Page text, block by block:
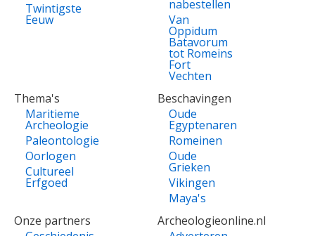
Twintigste
Eeuw
nabestellen
Van
Oppidum
Batavorum
tot Romeins
Fort
Vechten
Thema's
Maritieme
Archeologie
Paleontologie
Oorlogen
Cultureel
Erfgoed
Beschavingen
Oude
Egyptenaren
Romeinen
Oude
Grieken
Vikingen
Maya's
Onze partners
Archeologieonline.nl